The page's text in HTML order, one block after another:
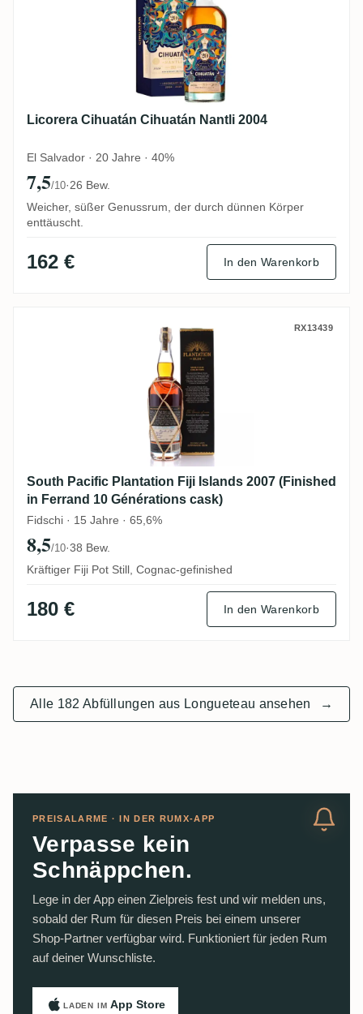
Licorera Cihuatán Cihuatán Nantli 2004
El Salvador · 20 Jahre · 40%
7,5/10·26 Bew.
Weicher, süßer Genussrum, der durch dünnen Körper
enttäuscht.
162 € In den Warenkorb
South Pacific Plantation Fiji IslandsRX13439
South Pacific Plantation Fiji Islands 2007 (Finished
in Ferrand 10 Générations cask)
Fidschi · 15 Jahre · 65,6%
8,5/10·38 Bew.
Kräftiger Fiji Pot Still, Cognac-gefinished
180 € In den Warenkorb
Alle 182 Abfüllungen aus Longueteau ansehen →
PREISALARME · IN DER RUMX-APP
Verpasse kein
Schnäppchen.
Lege in der App einen Zielpreis fest und wir melden uns,
sobald der Rum für diesen Preis bei einem unserer
Shop-Partner verfügbar wird. Funktioniert für jeden Rum
auf deiner Wunschliste.
LADEN IM App Store